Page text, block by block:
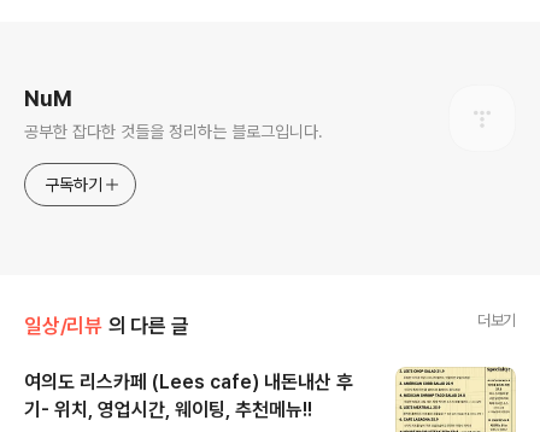
NuM
공부한 잡다한 것들을 정리하는 블로그입니다.
구독하기
일상/리뷰 의 다른 글 더보기
여의도 리스카페 (Lees cafe) 내돈내산 후
기- 위치, 영업시간, 웨이팅, 추천메뉴!!